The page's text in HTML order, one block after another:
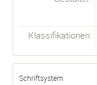
Klassifikationen
Schriftsystem